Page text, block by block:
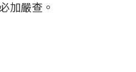
加嚴查。